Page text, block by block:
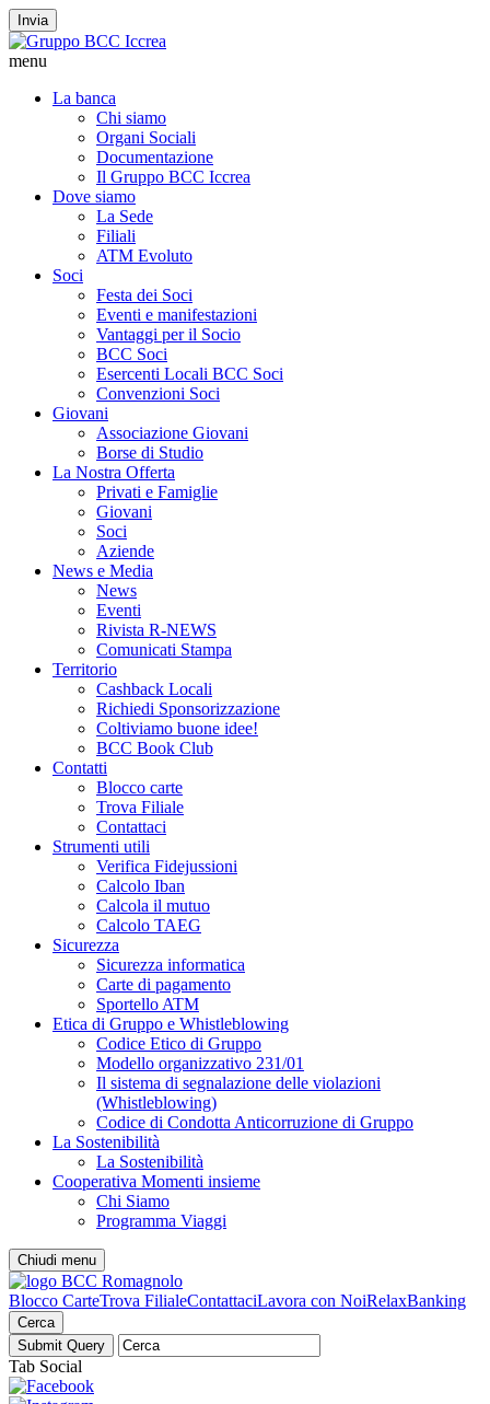
Invia
menu
La banca
Chi siamo
Organi Sociali
Documentazione
Il Gruppo BCC Iccrea
Dove siamo
La Sede
Filiali
ATM Evoluto
Soci
Festa dei Soci
Eventi e manifestazioni
Vantaggi per il Socio
BCC Soci
Esercenti Locali BCC Soci
Convenzioni Soci
Giovani
Associazione Giovani
Borse di Studio
La Nostra Offerta
Privati e Famiglie
Giovani
Soci
Aziende
News e Media
News
Eventi
Rivista R-NEWS
Comunicati Stampa
Territorio
Cashback Locali
Richiedi Sponsorizzazione
Coltiviamo buone idee!
BCC Book Club
Contatti
Blocco carte
Trova Filiale
Contattaci
Strumenti utili
Verifica Fidejussioni
Calcolo Iban
Calcola il mutuo
Calcolo TAEG
Sicurezza
Sicurezza informatica
Carte di pagamento
Sportello ATM
Etica di Gruppo e Whistleblowing
Codice Etico di Gruppo
Modello organizzativo 231/01
Il sistema di segnalazione delle violazioni
(Whistleblowing)
Codice di Condotta Anticorruzione di Gruppo
La Sostenibilità
La Sostenibilità
Cooperativa Momenti insieme
Chi Siamo
Programma Viaggi
Chiudi menu
Blocco CarteTrova FilialeContattaciLavora con NoiRelaxBanking
Cerca
Tab Social